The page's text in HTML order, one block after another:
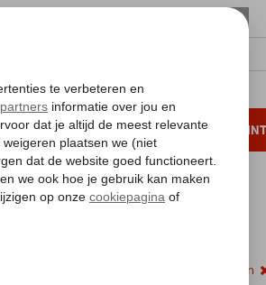
VERRE REIZEN ALL INCLUSIVE
alle filters wissen